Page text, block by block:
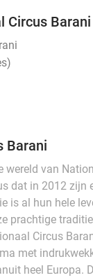
Circus
Barani
wereld van
dat in 2012 zijn
is al hun hele
prachtige
Circus
met
heel Europa.